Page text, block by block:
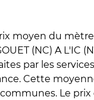
moyen du
(NC) A L'IC
par les
Cette
Le prix